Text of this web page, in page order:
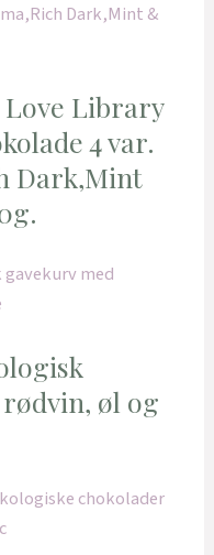
Love Library
4 var.
Dark,Mint
øl og